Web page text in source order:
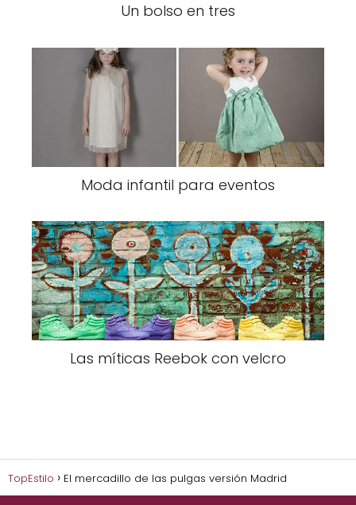
Un bolso en tres
Moda infantil para eventos
Las míticas Reebok con velcro
TopEstilo El mercadillo de las pulgas versión Madrid